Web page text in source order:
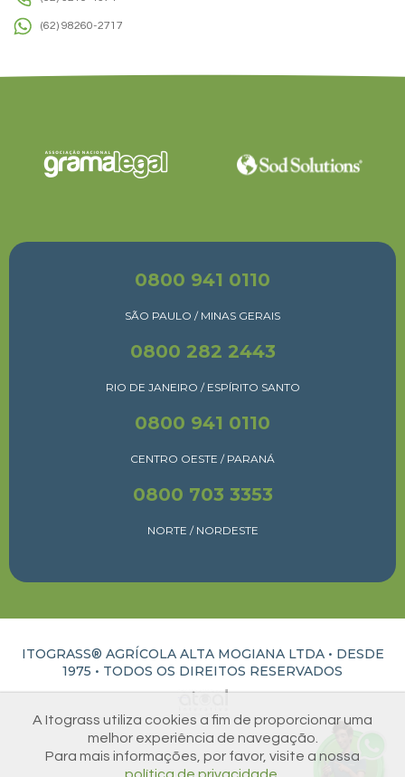
(62) 98260-2717
0800 941 0110
SÃO PAULO / MINAS GERAIS
0800 282 2443
RIO DE JANEIRO / ESPÍRITO SANTO
0800 941 0110
CENTRO OESTE / PARANÁ
0800 703 3353
NORTE / NORDESTE
ITOGRASS® AGRÍCOLA ALTA MOGIANA LTDA • DESDE
1975 • TODOS OS DIREITOS RESERVADOS
A Itograss utiliza cookies a fim de proporcionar uma
melhor experiência de navegação.
Para mais informações, por favor, visite a nossa